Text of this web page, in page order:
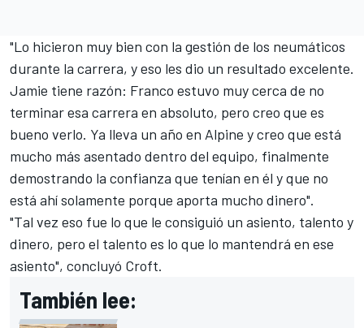
"Lo hicieron muy bien con la gestión de los neumáticos
durante la carrera, y eso les dio un resultado excelente.
Jamie tiene razón: Franco estuvo muy cerca de no
terminar esa carrera en absoluto, pero creo que es
bueno verlo. Ya lleva un año en Alpine y creo que está
mucho más asentado dentro del equipo, finalmente
demostrando la confianza que tenían en él y que no
está ahí solamente porque aporta mucho dinero".
"Tal vez eso fue lo que le consiguió un asiento, talento y
dinero, pero el talento es lo que lo mantendrá en ese
asiento", concluyó Croft.
También lee: